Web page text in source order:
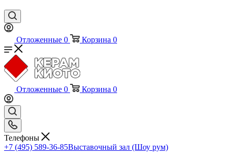
Отложенные 0 Корзина 0
Отложенные 0 Корзина 0
Телефоны
+7 (495) 589-36-85Выставочный зал (Шоу рум)